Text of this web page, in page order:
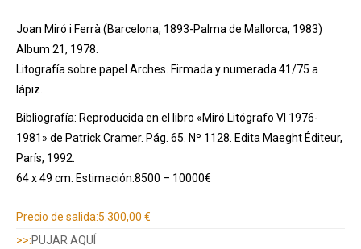
Joan Miró i Ferrà (Barcelona, 1893-Palma de Mallorca, 1983)
Album 21, 1978.
Litografía sobre papel Arches. Firmada y numerada 41/75 a
lápiz.
Bibliografía: Reproducida en el libro «Miró Litógrafo VI 1976-
1981» de Patrick Cramer. Pág. 65. Nº 1128. Edita Maeght Éditeur,
París, 1992.
64 x 49 cm. Estimación:8500 – 10000€
Precio de salida:5.300,00 €
>>:PUJAR AQUÍ